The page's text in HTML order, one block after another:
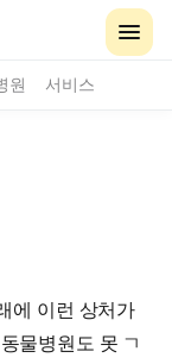
원 서비스
에 이런 상처가
물병원도 못 ㄱ